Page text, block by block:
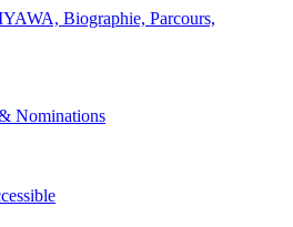
Nominations